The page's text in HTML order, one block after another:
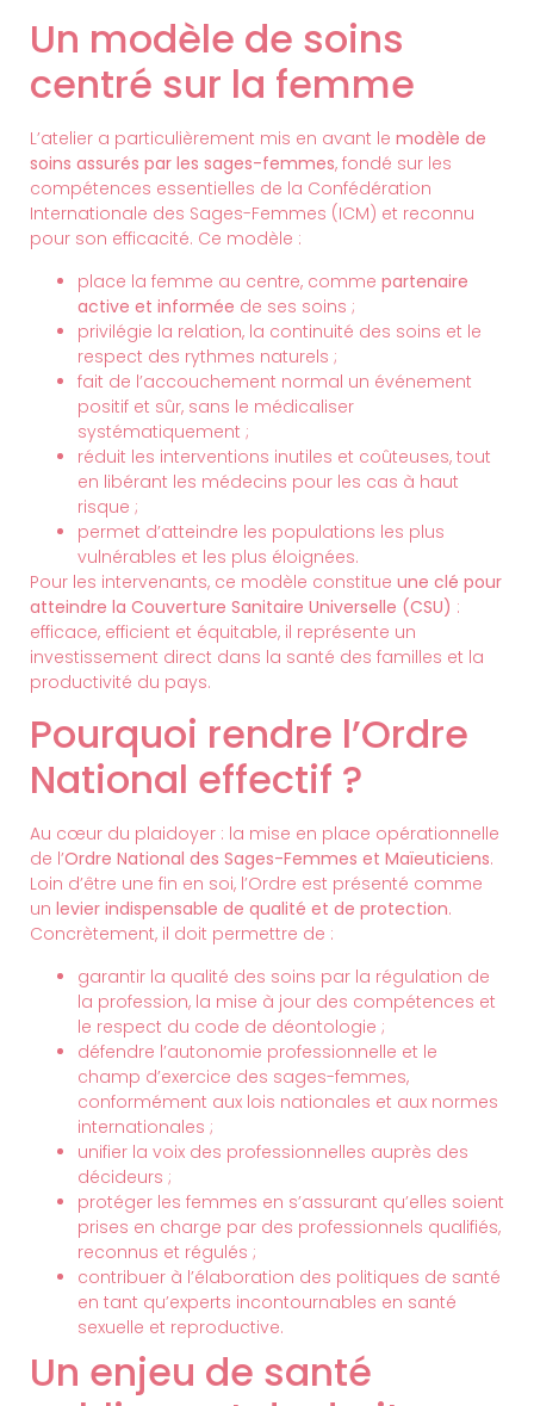
Un modèle de soins
centré sur la femme
L’atelier a particulièrement mis en avant le modèle de
soins assurés par les sages-femmes, fondé sur les
compétences essentielles de la Confédération
Internationale des Sages-Femmes (ICM) et reconnu
pour son efficacité. Ce modèle :
place la femme au centre, comme partenaire
active et informée de ses soins ;
privilégie la relation, la continuité des soins et le
respect des rythmes naturels ;
fait de l’accouchement normal un événement
positif et sûr, sans le médicaliser
systématiquement ;
réduit les interventions inutiles et coûteuses, tout
en libérant les médecins pour les cas à haut
risque ;
permet d’atteindre les populations les plus
vulnérables et les plus éloignées.
Pour les intervenants, ce modèle constitue une clé pour
atteindre la Couverture Sanitaire Universelle (CSU) :
efficace, efficient et équitable, il représente un
investissement direct dans la santé des familles et la
productivité du pays.
Pourquoi rendre l’Ordre
National effectif ?
Au cœur du plaidoyer : la mise en place opérationnelle
de l’Ordre National des Sages-Femmes et Maïeuticiens.
Loin d’être une fin en soi, l’Ordre est présenté comme
un levier indispensable de qualité et de protection.
Concrètement, il doit permettre de :
garantir la qualité des soins par la régulation de
la profession, la mise à jour des compétences et
le respect du code de déontologie ;
défendre l’autonomie professionnelle et le
champ d’exercice des sages-femmes,
conformément aux lois nationales et aux normes
internationales ;
unifier la voix des professionnelles auprès des
décideurs ;
protéger les femmes en s’assurant qu’elles soient
prises en charge par des professionnels qualifiés,
reconnus et régulés ;
contribuer à l’élaboration des politiques de santé
en tant qu’experts incontournables en santé
sexuelle et reproductive.
Un enjeu de santé